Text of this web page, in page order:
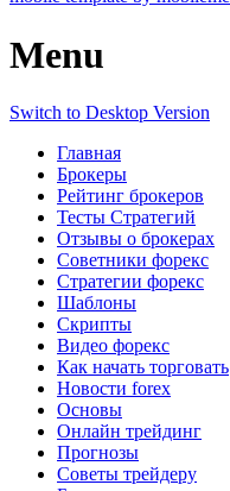
Menu
Switch to Desktop Version
Главная
Брокеры
Рейтинг брокеров
Тесты Стратегий
Отзывы о брокерах
Советники форекс
Стратегии форекс
Шаблоны
Скрипты
Видео форекс
Как начать торговать
Новости forex
Основы
Онлайн трейдинг
Прогнозы
Советы трейдеру